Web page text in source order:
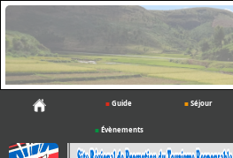
■ Guide ■ Séjour
■Évènements